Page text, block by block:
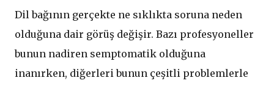
Dil bağının gerçekte ne sıklıkta soruna neden
olduğuna dair görüş değişir. Bazı profesyoneller
bunun nadiren semptomatik olduğuna
inanırken, diğerleri bunun çeşitli problemlerle